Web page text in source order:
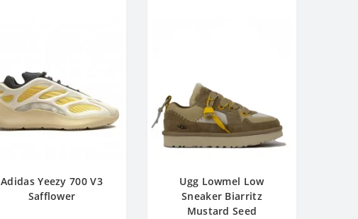
Adidas Yееzy 700 V3
Safflower
Ugg Lowmel Low
Sneaker Biarritz
Mustard Seed